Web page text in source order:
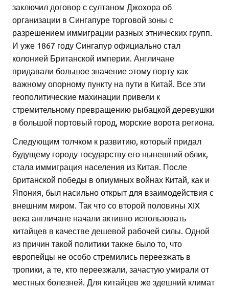
заключил договор с султаном Джохора об
организации в Сингапуре торговой зоны с
разрешением иммиграции разных этнических групп.
И уже 1867 году Сингапур официально стал
колонией Британской империи. Англичане
придавали большое значение этому порту как
важному опорному пункту на пути в Китай. Все эти
геополитические махинации привели к
стремительному превращению рыбацкой деревушки
в большой портовый город, морские ворота региона.
Следующим толчком к развитию, который придал
будущему городу-государству его нынешний облик,
стала иммиграция населения из Китая. После
британской победы в опиумных войнах Китай, как и
Япония, был насильно открыт для взаимодействия с
внешним миром. Так что со второй половины XIX
века англичане начали активно использовать
китайцев в качестве дешевой рабочей силы. Одной
из причин такой политики также было то, что
европейцы не особо стремились переезжать в
тропики, а те, кто переезжали, зачастую умирали от
местных болезней. Для китайцев же здешний климат